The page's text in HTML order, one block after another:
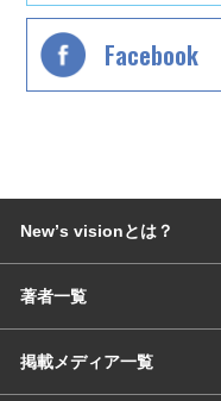
Facebook
Newʼs visionとは？
著者一覧
掲載メディア一覧